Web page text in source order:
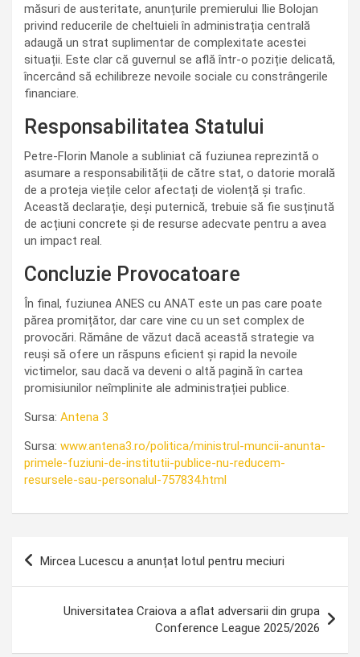
măsuri de austeritate, anunțurile premierului Ilie Bolojan
privind reducerile de cheltuieli în administrația centrală
adaugă un strat suplimentar de complexitate acestei
situații. Este clar că guvernul se află într-o poziție delicată,
încercând să echilibreze nevoile sociale cu constrângerile
financiare.
Responsabilitatea Statului
Petre-Florin Manole a subliniat că fuziunea reprezintă o
asumare a responsabilității de către stat, o datorie morală
de a proteja viețile celor afectați de violență și trafic.
Această declarație, deși puternică, trebuie să fie susținută
de acțiuni concrete și de resurse adecvate pentru a avea
un impact real.
Concluzie Provocatoare
În final, fuziunea ANES cu ANAT este un pas care poate
părea promițător, dar care vine cu un set complex de
provocări. Rămâne de văzut dacă această strategie va
reuși să ofere un răspuns eficient și rapid la nevoile
victimelor, sau dacă va deveni o altă pagină în cartea
promisiunilor neîmplinite ale administrației publice.
Sursa: Antena 3
Sursa: www.antena3.ro/politica/ministrul-muncii-anunta-
primele-fuziuni-de-institutii-publice-nu-reducem-
resursele-sau-personalul-757834.html
Navigare
Mircea Lucescu a anunțat lotul pentru meciuri
Universitatea Craiova a aflat adversarii din grupa
Conference League 2025/2026